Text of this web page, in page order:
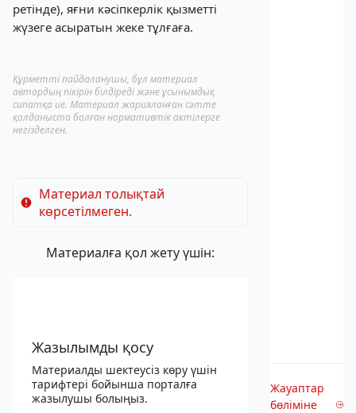
ретінде), яғни кәсіпкерлік қызметті
жүзеге асыратын жеке тұлғаға.
Құрметті пайдаланушы, бұл материал
автордың пікірін білдіреді және ұсынымдық
сипатқа ие. Материал жарияланған сәтте
қолданыста болған нормативтік актілерге
негізделген.
Материал толықтай
көрсетілмеген.
Материалға қол жету үшін:
Жазылымды қосу
Материалды шектеусіз көру үшін
тарифтері бойынша порталға
жазылушы болыңыз.
Жауаптар
бөліміне